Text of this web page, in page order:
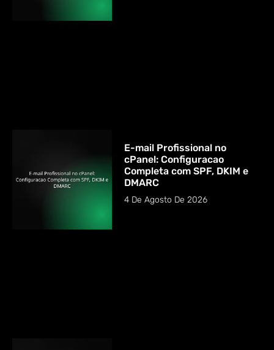
E-mail Profissional no
cPanel: Configuracao
Completa com SPF, DKIM e
DMARC
4 De Agosto De 2026